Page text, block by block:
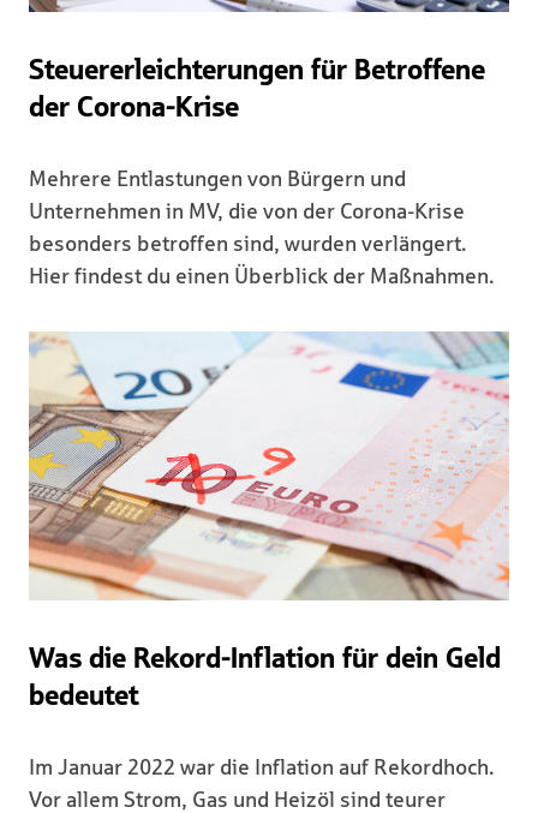
Steuererleichterungen für Betroffene
der Corona-Krise
Mehrere Entlastungen von Bürgern und
Unternehmen in MV, die von der Corona-Krise
besonders betroffen sind, wurden verlängert.
Hier findest du einen Überblick der Maßnahmen.
Was die Rekord-Inflation für dein Geld
bedeutet
Im Januar 2022 war die Inflation auf Rekordhoch.
Vor allem Strom, Gas und Heizöl sind teurer